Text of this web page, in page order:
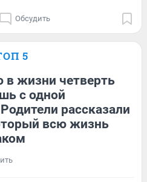
Обсудить
5
жизни четверть
с одной
рассказали
всю жизнь